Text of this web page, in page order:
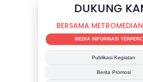
DUKUNG
BERSAMA
MEDIA INFORMASI
Publikasi Kegiatan
Berita Promosi